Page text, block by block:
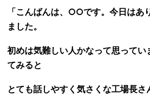
「こんばんは、○○です。今日はあ
ました。
初めは気難しい人かなって思ってい
てみると
とても話しやすく気さくな工場長さ